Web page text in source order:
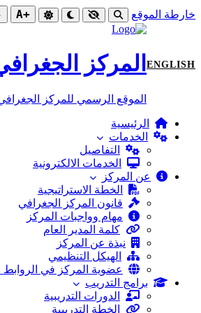
خارطة الموقع +A
ENGLISH المركز
الموقع الرسمي للمركز
الرئيسية
الخدمات
التفاصيل
الخدمات الالكترونية
عن المركز
الخطة الاستراتيجية
قانون المركز الجغرافي
مهام وواجبات المركز
كلمة المدير العام
نبذة عن المركز
الهيكل التنظيمي
عضوية المركز في الروابط
برامج التدريب
الدورات التدريبية
الخطة التدريبية